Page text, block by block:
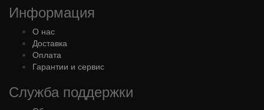
Информация
О нас
Доставка
Оплата
Гарантии и сервис
Служба поддержки